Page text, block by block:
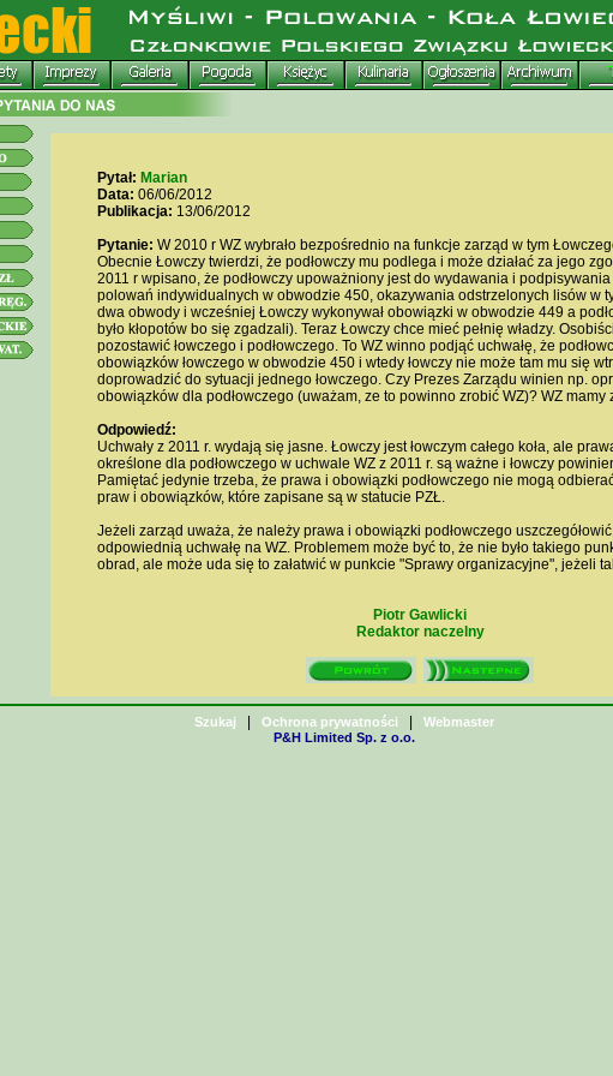
Pytał: Marian
Data: 06/06/2012
Publikacja: 13/06/2012
Pytanie: W 2010 r WZ wybrało bezpośrednio na funkcje zarząd w tym
Obecnie Łowczy twierdzi, że podłowczy mu podlega i może działać za jego
2011 r wpisano, że podłowczy upoważniony jest do wydawania i
polowań indywidualnych w obwodzie 450, okazywania odstrzelonych lisów w
dwa obwody i wcześniej Łowczy wykonywał obowiązki w obwodzie 449 a
było kłopotów bo się zgadzali). Teraz Łowczy chce mieć pełnię władzy.
pozostawić łowczego i podłowczego. To WZ winno podjąć uchwałę, że
obowiązków łowczego w obwodzie 450 i wtedy łowczy nie może tam mu się
doprowadzić do sytuacji jednego łowczego. Czy Prezes Zarządu winien np.
obowiązków dla podłowczego (uważam, ze to powinno zrobić WZ)? WZ mamy
Odpowiedź:
Uchwały z 2011 r. wydają się jasne. Łowczy jest łowczym całego koła, ale
określone dla podłowczego w uchwale WZ z 2011 r. są ważne i łowczy
Pamiętać jedynie trzeba, że prawa i obowiązki podłowczego nie mogą
praw i obowiązków, które zapisane są w statucie PZŁ.
Jeżeli zarząd uważa, że należy prawa i obowiązki podłowczego
odpowiednią uchwałę na WZ. Problemem może być to, że nie było takiego
obrad, ale może uda się to załatwić w punkcie "Sprawy organizacyjne", jeżeli
Piotr Gawlicki
Redaktor naczelny
Szukaj Ochrona prywatności
Webmaster
P&H Limited Sp. z o.o.